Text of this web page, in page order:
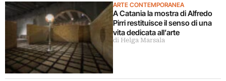
ARTE CONTEMPORANEA
A Catania la mostra di Alfredo
Pirri restituisce il senso di una
vita dedicata all’arte
di Helga Marsala